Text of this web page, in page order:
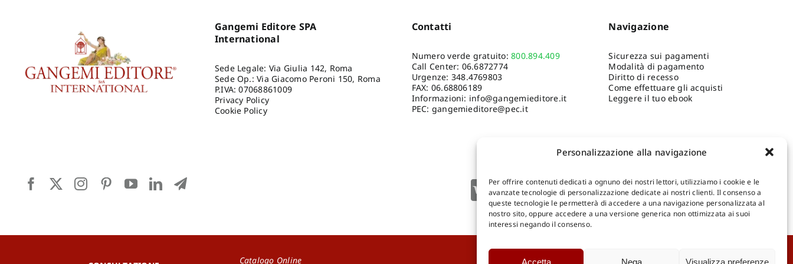
Personalizzazione alla navigazione
Per offrire contenuti dedicati a ognuno dei nostri lettori, utilizziamo i cookie e le
avanzate tecnologie di personalizzazione dedicate ai nostri clienti. Il consenso a
queste tecnologie le permetterà di accedere a una navigazione personalizzata al
nostro sito, oppure accedere a una versione generica non ottimizzata ai suoi
interessi negando il consenso.
Accetta Nega Visualizza preferenze
Gangemi Editore SPA
International
Sede Legale: Via Giulia 142, Roma
Sede Op.: Via Giacomo Peroni 150, Roma
P.IVA: 07068861009
Privacy Policy
Cookie Policy
Contatti
Numero verde gratuito:800.894.409
Call Center: 06.6872774
Urgenze: 348.4769803
FAX: 06.68806189
Informazioni: info@gangemieditore.it
PEC: gangemieditore@pec.it
Navigazione
Sicurezza sui pagamenti
Modalità di pagamento
Diritto di recesso
Come effettuare gli acquisti
Leggere il tuo ebook
Shop Gangemi Editore-Pagamenti Sicuri e anche Rateali
Catalogo Online Catalogo Online